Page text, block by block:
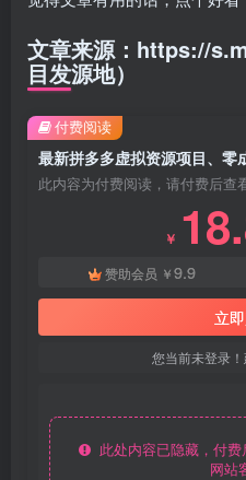
文章来源：https://
目发源地）
此内容为付费阅读，请付费后查
￥
赞助会员 ￥9.9
立
您当前未登录
此处内容已隐藏，付费
网站
付费阅读